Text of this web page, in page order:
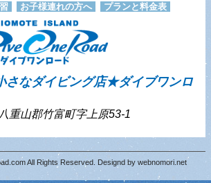
お子様連れの方へ プランと料金表
さなダイビング店★ダイブワンロ
重山郡竹富町字上原53-1
All Rights Reserved. Designd by webnomori.net